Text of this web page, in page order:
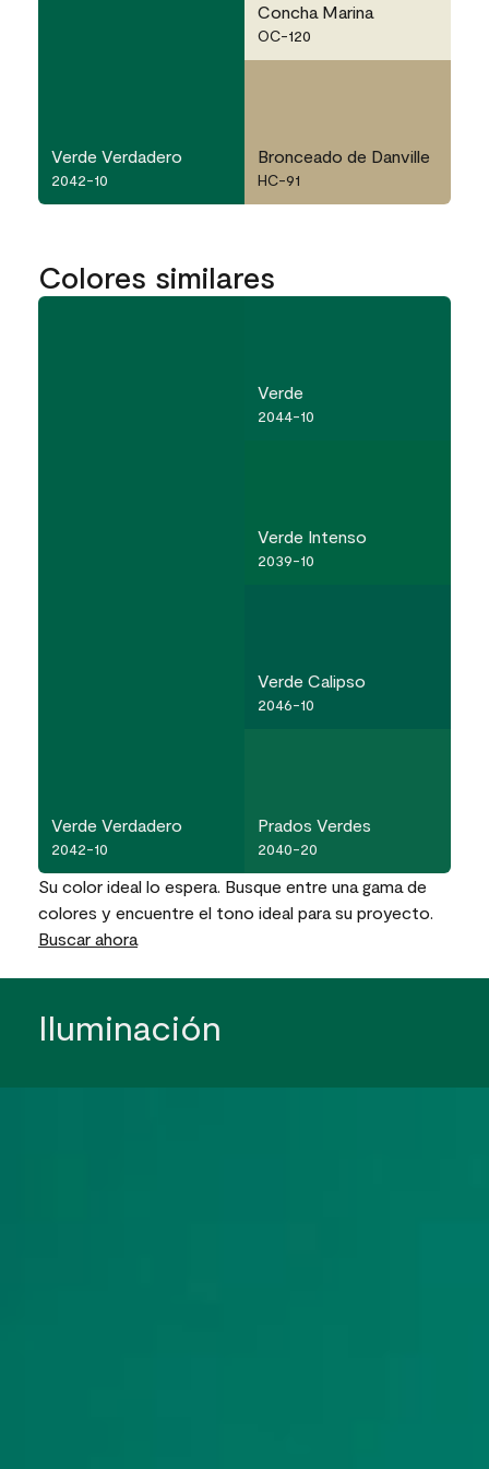
Verde Verdadero
2042-10
Concha Marina
OC-120
Bronceado de Danville
HC-91
Colores similares
Verde Verdadero
2042-10
Verde
2044-10
Verde Intenso
2039-10
Verde Calipso
2046-10
Prados Verdes
2040-20
Su color ideal lo espera. Busque entre una gama de
colores y encuentre el tono ideal para su proyecto.
Buscar ahora
Iluminación